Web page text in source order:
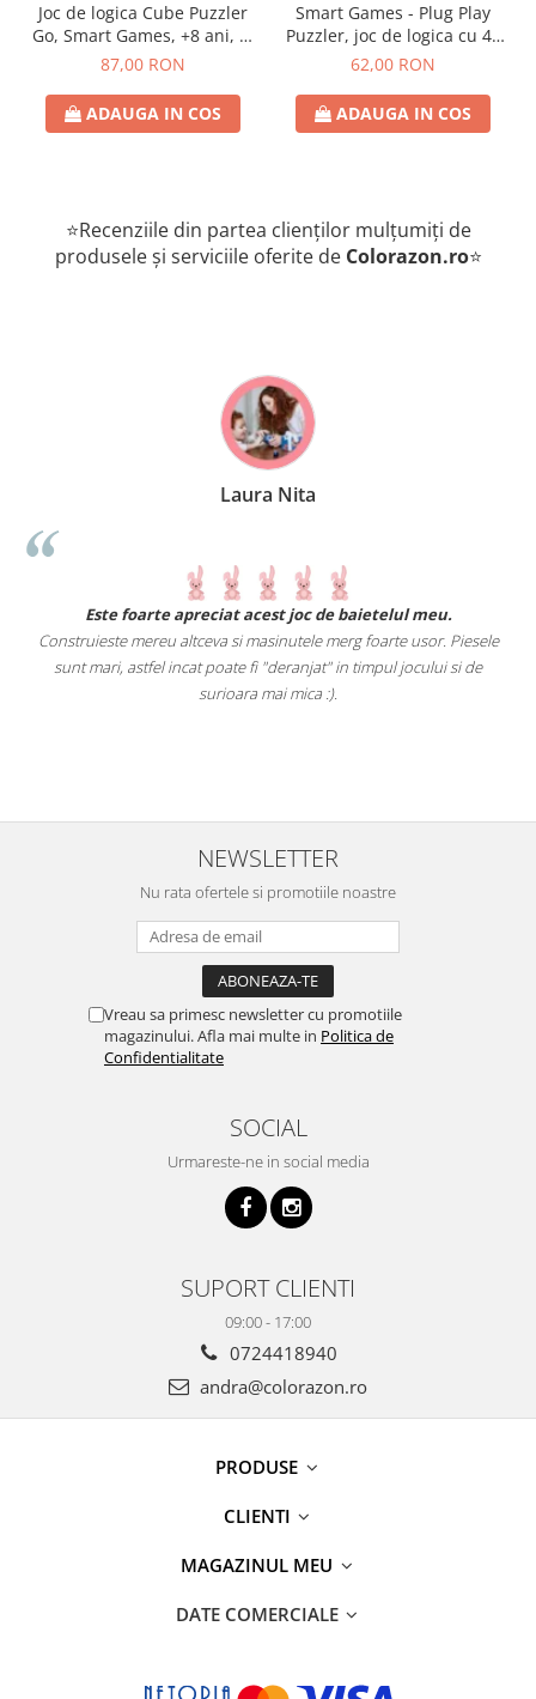
Joc de logica Cube Puzzler
Go, Smart Games, +8 ani, lb
romana
87,00 RON
ADAUGA IN COS
Smart Games - Plug Play
Puzzler, joc de logica cu 48
de provocari, 6+ ani, lb
62,00 RON
ADAUGA IN COS
⭐Recenziile din partea clienților mulțumiți de
produsele și serviciile oferite de Colorazon.ro⭐
Laura Nita
Este foarte apreciat acest joc de baietelul meu.
Construieste mereu altceva si masinutele merg foarte usor. Piesele
sunt mari, astfel incat poate fi "deranjat" in timpul jocului si de
surioara mai mica :).
NEWSLETTER
Nu rata ofertele si promotiile noastre
Vreau sa primesc newsletter cu promotiile
magazinului. Afla mai multe in Politica de
Confidentialitate
SOCIAL
Urmareste-ne in social media
SUPORT CLIENTI
09:00 - 17:00
0724418940
andra@colorazon.ro
PRODUSE
CLIENTI
MAGAZINUL MEU
DATE COMERCIALE